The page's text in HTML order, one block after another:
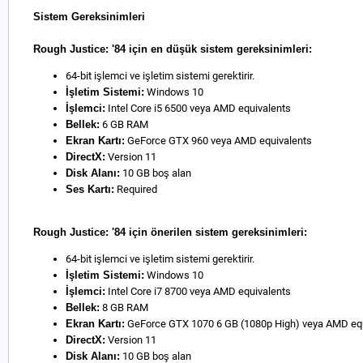
Sistem Gereksinimleri
Rough Justice: '84 için en düşük sistem gereksinimleri:
64-bit işlemci ve işletim sistemi gerektirir.
İşletim Sistemi: Windows 10
İşlemci: Intel Core i5 6500 veya AMD equivalents
Bellek: 6 GB RAM
Ekran Kartı: GeForce GTX 960 veya AMD equivalents
DirectX: Version 11
Disk Alanı: 10 GB boş alan
Ses Kartı: Required
Rough Justice: '84 için önerilen sistem gereksinimleri:
64-bit işlemci ve işletim sistemi gerektirir.
İşletim Sistemi: Windows 10
İşlemci: Intel Core i7 8700 veya AMD equivalents
Bellek: 8 GB RAM
Ekran Kartı: GeForce GTX 1070 6 GB (1080p High) veya AMD
DirectX: Version 11
Disk Alanı: 10 GB boş alan